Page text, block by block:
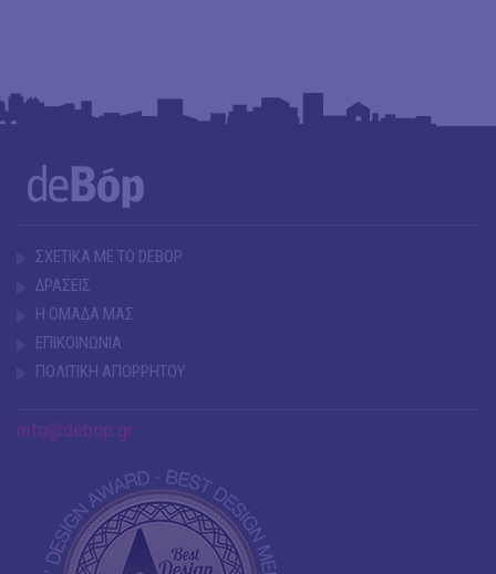
ΣΧΕΤΙΚΑ ΜΕ ΤΟ DEBOP
ΔΡΑΣΕΙΣ
Η ΟΜΑΔΑ ΜΑΣ
ΕΠΙΚΟΙΝΩΝΙΑ
ΠΟΛΙΤΙΚΗ ΑΠΟΡΡΗΤΟΥ
info@debop.gr